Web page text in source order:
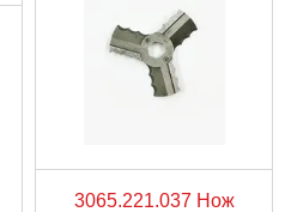
3065.221.037 Нож